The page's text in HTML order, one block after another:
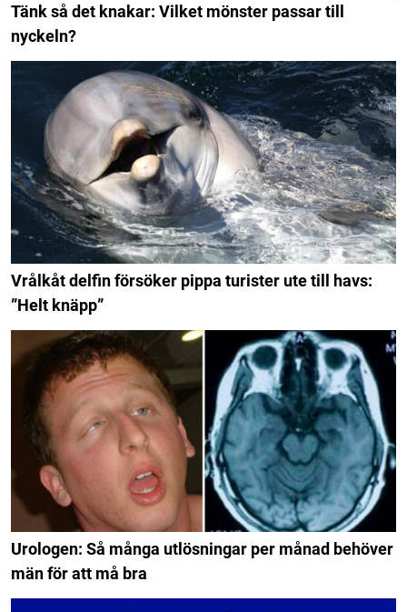
Tänk så det knakar: Vilket mönster passar till
nyckeln?
Vrålkåt delfin försöker pippa turister ute till havs:
”Helt knäpp”
Urologen: Så många utlösningar per månad behöver
män för att må bra